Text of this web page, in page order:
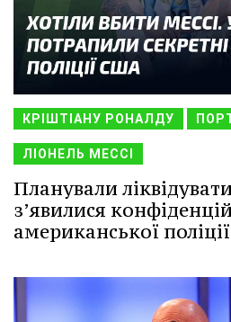
КРІШТІАНУ РОНАЛДУ
ЛІОНЕЛЬ МЕССІ
Планували
з’явилися
американської